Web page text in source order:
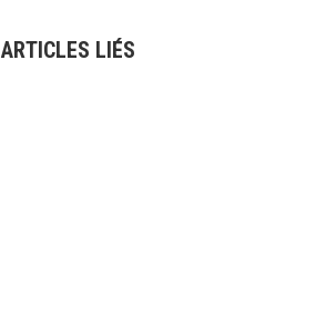
ARTICLES LIÉS